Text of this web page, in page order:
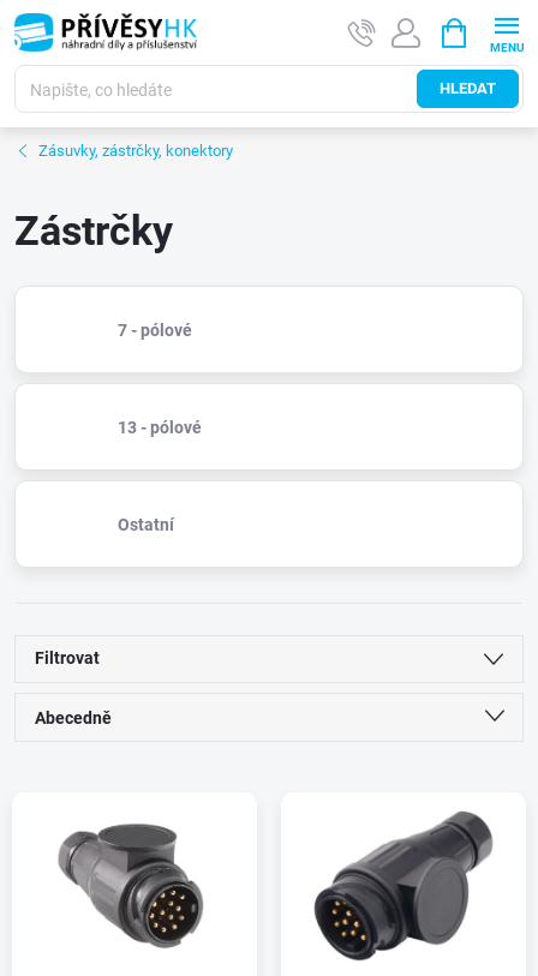
Přejít
na
obsah
HLEDAT
NÁKUPNÍ
KOŠÍK
Zásuvky, zástrčky, konektory
Zástrčky
7 - pólové
13 - pólové
Ostatní
Filtrovat
Ř
Abecedně
Nejprodávanější